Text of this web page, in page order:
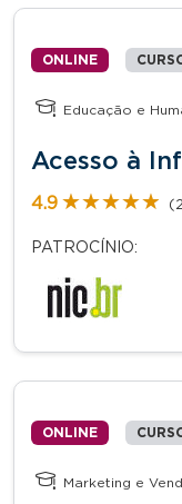
ONLINE
Educação e
Acesso à
4.9 ★★★★★
★★★★★
PATROCÍNIO:
ONLINE
Marketing e